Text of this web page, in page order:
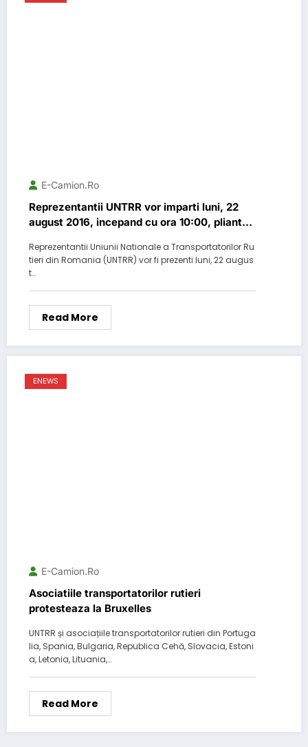
E-Camion.ro
Reprezentantii UNTRR vor imparti luni, 22
august 2016, incepand cu ora 10:00, pliante
cu Centura București
Reprezentantii Uniunii Nationale a Transportatorilor Ru
tieri din Romania (UNTRR) vor fi prezenti luni, 22 augus
t…
Read More
ENEWS
E-Camion.ro
Asociatiile transportatorilor rutieri
protesteaza la Bruxelles
UNTRR și asociațiile transportatorilor rutieri din Portuga
lia, Spania, Bulgaria, Republica Cehă, Slovacia, Estoni
a, Letonia, Lituania,…
Read More